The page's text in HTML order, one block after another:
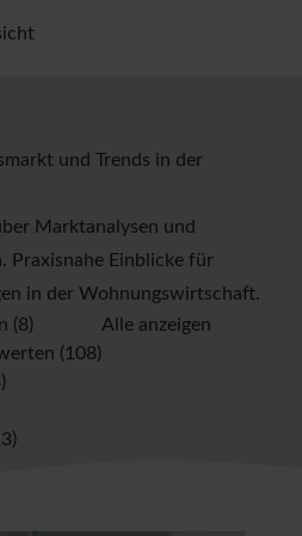
und Trends in der
Marktanalysen und
Praxisnahe Einblicke für
in der Wohnungswirtschaft.
(8)
(108)
Alle anzeigen